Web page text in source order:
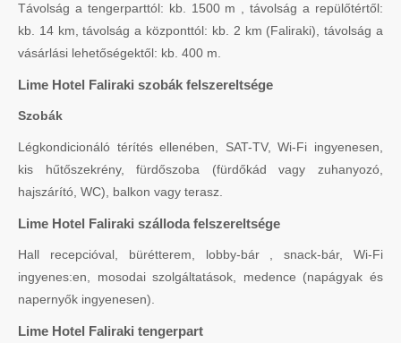
Távolság a tengerparttól: kb. 1500 m , távolság a repülőtértől:
kb. 14 km, távolság a központtól: kb. 2 km (Faliraki), távolság a
vásárlási lehetőségektől: kb. 400 m.
Lime Hotel Faliraki szobák felszereltsége
Szobák
Légkondicionáló térítés ellenében, SAT-TV, Wi-Fi ingyenesen,
kis hűtőszekrény, fürdőszoba (fürdőkád vagy zuhanyozó,
hajszárító, WC), balkon vagy terasz.
Lime Hotel Faliraki szálloda felszereltsége
Hall recepcióval, bürétterem, lobby-bár , snack-bár, Wi-Fi
ingyenes:en, mosodai szolgáltatások, medence (napágyak és
napernyők ingyenesen).
Lime Hotel Faliraki tengerpart